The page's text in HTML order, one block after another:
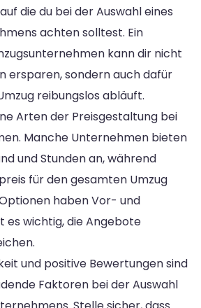
die du bei der Auswahl eines
achten solltest. Ein
kann dir nicht
ersparen, sondern auch dafür
reibungslos abläuft.
Arten der Preisgestaltung bei
Manche Unternehmen bieten
und Stunden an, während
für den gesamten Umzug
haben Vor- und
es wichtig, die Angebote
und positive Bewertungen sind
Faktoren bei der Auswahl